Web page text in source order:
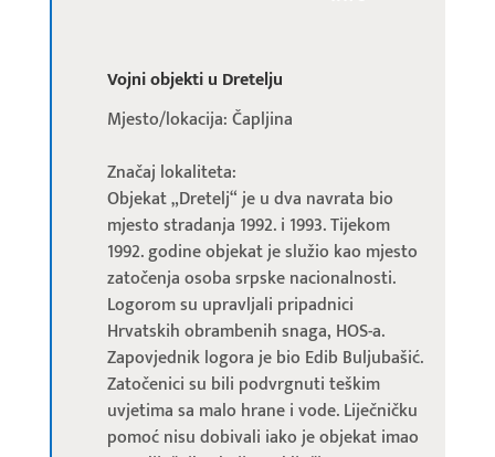
Vojni objekti u Dretelju
Mjesto/lokacija: Čapljina
Značaj lokaliteta:
Objekat „Dretelj“ je u dva navrata bio
mjesto stradanja 1992. i 1993. Tijekom
1992. godine objekat je služio kao mjesto
zatočenja osoba srpske nacionalnosti.
Logorom su upravljali pripadnici
Hrvatskih obrambenih snaga, HOS-a.
Zapovjednik logora je bio Edib Buljubašić.
Zatočenici su bili podvrgnuti teškim
uvjetima sa malo hrane i vode. Liječničku
pomoć nisu dobivali iako je objekat imao